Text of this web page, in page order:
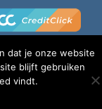
dat je onze website
blijft gebruiken
vindt.